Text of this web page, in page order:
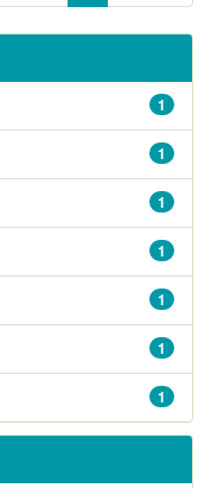
1
1
1
1
1
1
1